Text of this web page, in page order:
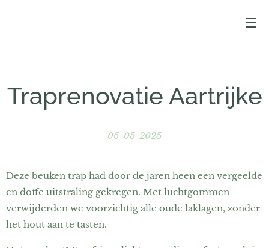
Traprenovatie Aartrijke
06-05-2025
Deze beuken trap had door de jaren heen een vergeelde
en doffe uitstraling gekregen. Met luchtgommen
verwijderden we voorzichtig alle oude laklagen, zonder
het hout aan te tasten.